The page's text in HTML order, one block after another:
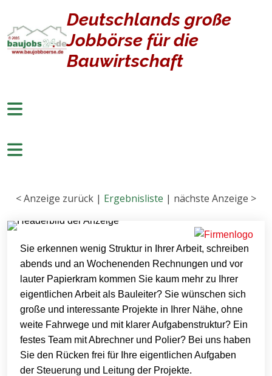
Deutschlands große
Jobbörse für die
Bauwirtschaft
< Anzeige zurück | Ergebnisliste | nächste Anzeige >
Sie erkennen wenig Struktur in Ihrer Arbeit, schreiben
abends und an Wochenenden Rechnungen und vor
lauter Papierkram kommen Sie kaum mehr zu Ihrer
eigentlichen Arbeit als Bauleiter? Sie wünschen sich
große und interessante Projekte in Ihrer Nähe, ohne
weite Fahrwege und mit klarer Aufgabenstruktur? Ein
festes Team mit Abrechner und Polier? Bei uns haben
Sie den Rücken frei für Ihre eigentlichen Aufgaben
der Steuerung und Leitung der Projekte.